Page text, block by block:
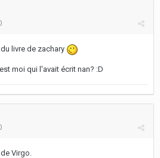
livre de zachary
moi qui l'avait écrit nan? :D
Virgo.